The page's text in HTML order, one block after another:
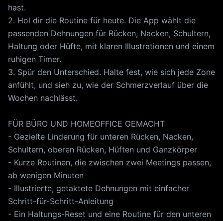
hast.
2. Hol dir die Routine für heute. Die App wählt die
passenden Dehnungen für Rücken, Nacken, Schultern,
Haltung oder Hüfte, mit klaren Illustrationen und einem
ruhigen Timer.
3. Spür den Unterschied. Halte fest, wie sich jede Zone
anfühlt, und sieh zu, wie der Schmerzverlauf über die
Wochen nachlässt.
FÜR BÜRO UND HOMEOFFICE GEMACHT
- Gezielte Linderung für unteren Rücken, Nacken,
Schultern, oberen Rücken, Hüften und Ganzkörper
- Kurze Routinen, die zwischen zwei Meetings passen,
ab wenigen Minuten
- Illustrierte, getaktete Dehnungen mit einfacher
Schritt-für-Schritt-Anleitung
- Ein Haltungs-Reset und eine Routine für den unteren